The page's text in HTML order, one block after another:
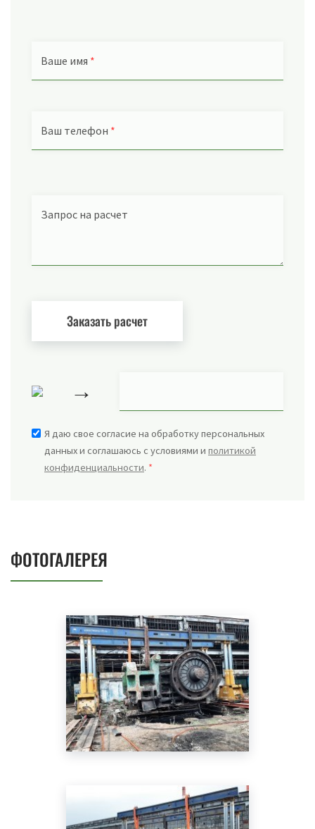
Ваше имя *
Ваш телефон *
Запрос на расчет
→
Я даю свое согласие на обработку персональных
данных и соглашаюсь с условиями и политикой
конфиденциальности. *
ФОТОГАЛЕРЕЯ